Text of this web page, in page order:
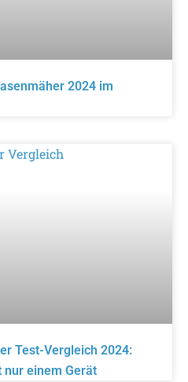
2024 im
Test-Vergleich 2024:
nur einem Gerät